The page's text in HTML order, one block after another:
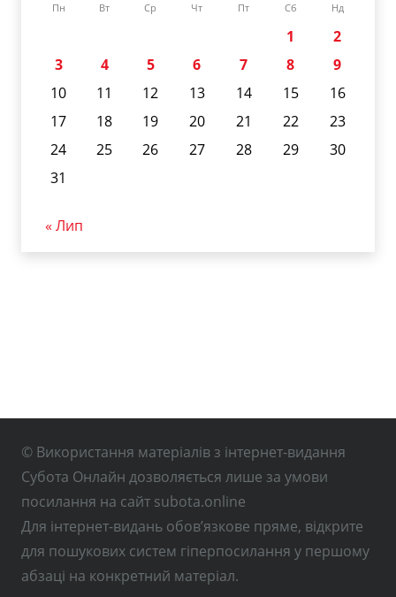
Пн Вт Ср Чт Пт Сб Нд
1
2
3
4 5 6 7 8
9
10
11 12 13 14 15
16
17
18 19 20 21 22
23
24
25 26 27 28 29
30
31
« Лип
© Використання матеріалів з інтернет-видання
Субота Онлайн дозволяється лише за умови
посилання на сайт subota.online
Для інтернет-видань обов’язкове пряме, відкрите
для пошукових систем гіперпосилання у першому
абзаці на конкретний матеріал.